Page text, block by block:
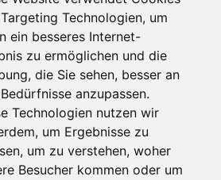
Technologien, um
ein besseres Internet-
zu ermöglichen und die
die Sie sehen, besser an
anzupassen.
Technologien nutzen wir
um Ergebnisse zu
um zu verstehen, woher
Besucher kommen oder um